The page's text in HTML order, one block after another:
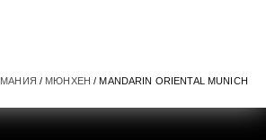
/ МЮНХЕН / MANDARIN ORIENTAL MUNICH